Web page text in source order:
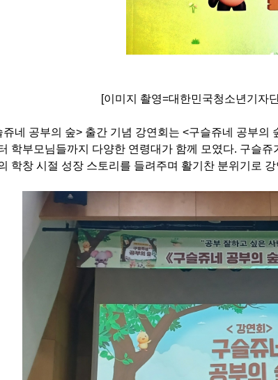
[이미지 촬영=대한민국청소년기자
쥬네 공부의 숲> 출간 기념 강연회는 <구슬쥬네 공부의
학부모님들까지 다양한 연령대가 함께 모였다. 구슬
학창 시절 성장 스토리를 들려주며 활기찬 분위기로